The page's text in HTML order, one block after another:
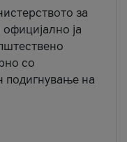
за
ја
со
подигнување на